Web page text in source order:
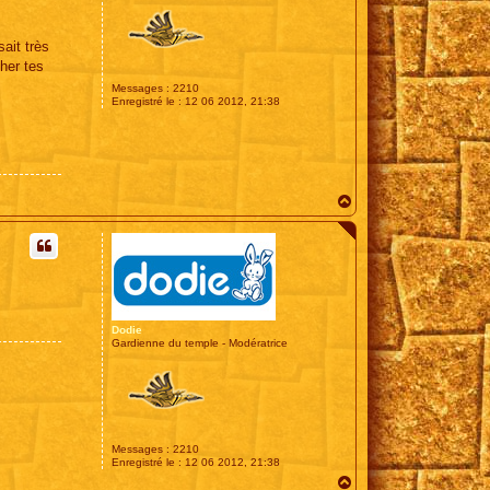
Messages : 2210
Enregistré le : 12 06 2012, 21:38
très
tes
a
u
Dodie
Gardienne du temple - Modératrice
Messages : 2210
Enregistré le : 12 06 2012, 21:38